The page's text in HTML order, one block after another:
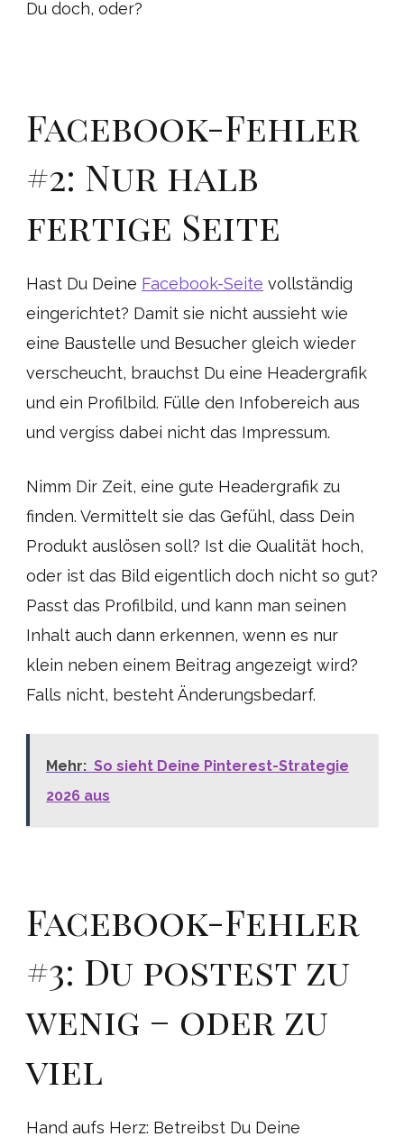
Du doch, oder?
Facebook-Fehler
#2: Nur halb
fertige Seite
Hast Du Deine Facebook-Seite vollständig
eingerichtet? Damit sie nicht aussieht wie
eine Baustelle und Besucher gleich wieder
verscheucht, brauchst Du eine Headergrafik
und ein Profilbild. Fülle den Infobereich aus
und vergiss dabei nicht das Impressum.
Nimm Dir Zeit, eine gute Headergrafik zu
finden. Vermittelt sie das Gefühl, dass Dein
Produkt auslösen soll? Ist die Qualität hoch,
oder ist das Bild eigentlich doch nicht so gut?
Passt das Profilbild, und kann man seinen
Inhalt auch dann erkennen, wenn es nur
klein neben einem Beitrag angezeigt wird?
Falls nicht, besteht Änderungsbedarf.
Mehr: So sieht Deine Pinterest-Strategie
2026 aus
Facebook-Fehler
#3: Du postest zu
wenig – oder zu
viel
Hand aufs Herz: Betreibst Du Deine